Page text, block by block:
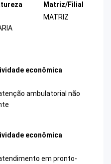
Matriz/Filial
MATRIZ
econômica
ambulatorial não
econômica
em pronto-